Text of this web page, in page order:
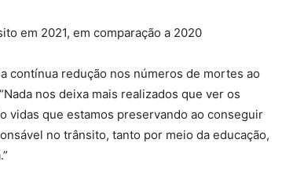
em 2021, em comparação a 2020
contínua redução nos números de mortes ao
nos deixa mais realizados que ver os
vidas que estamos preservando ao conseguir
no trânsito, tanto por meio da educação,